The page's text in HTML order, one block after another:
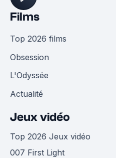
Films
Top 2026 films
Obsession
L'Odyssée
Actualité
Jeux vidéo
Top 2026 Jeux vidéo
007 First Light